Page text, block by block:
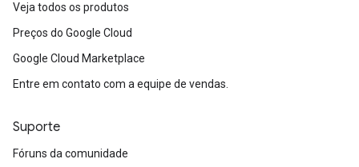
Veja todos os produtos
Preços do Google Cloud
Google Cloud Marketplace
Entre em contato com a equipe de vendas.
Suporte
Fóruns da comunidade